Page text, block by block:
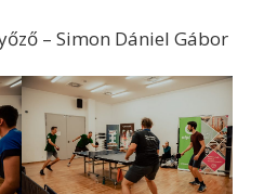
– Simon Dániel Gábor